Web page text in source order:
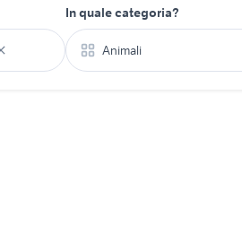
In quale categoria?
Animali